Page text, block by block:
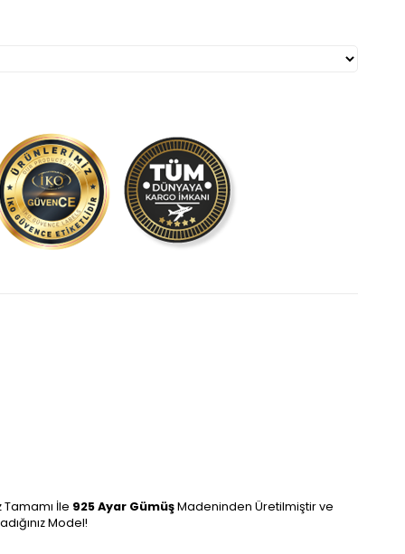
İle 925 Ayar GümüşMadeninden Üretilmiştir ve
Model!